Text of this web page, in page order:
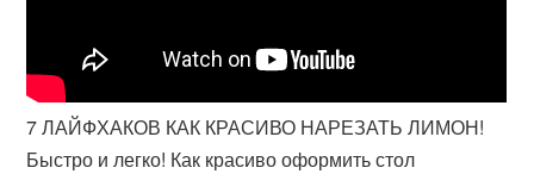
7 ЛАЙФХАКОВ КАК КРАСИВО НАРЕЗАТЬ ЛИМОН!
Быстро и легко! Как красиво оформить стол